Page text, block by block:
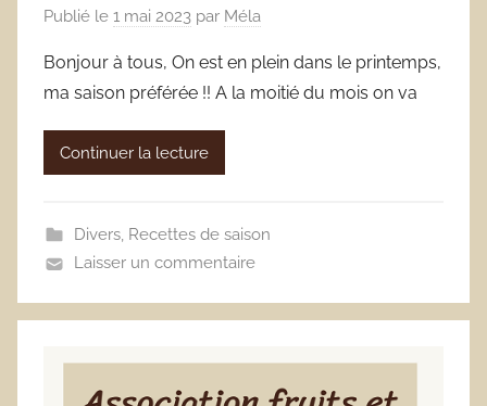
Publié le 1 mai 2023 par Méla
Bonjour à tous, On est en plein dans le printemps,
ma saison préférée !! A la moitié du mois on va
Continuer la lecture
Divers, Recettes de saison
Laisser un commentaire